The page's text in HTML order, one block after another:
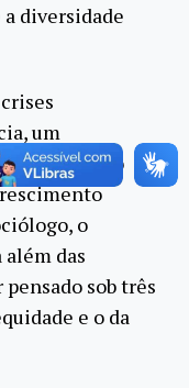
diversidade
um
o
das
sob três
e o da